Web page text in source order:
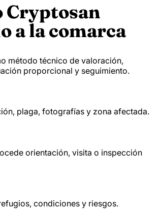
Cryptosan
a la comarca
método técnico de valoración,
proporcional y seguimiento.
plaga, fotografías y zona afectada.
orientación, visita o inspección
condiciones y riesgos.